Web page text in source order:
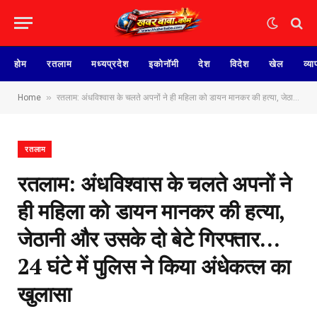
होम रतलाम मध्यप्रदेश इकोनॉमी देश विदेश खेल
Home » रतलाम: अंधविश्वास के चलते अपनों ने ही महिला को डायन मानकर की हत्या, जेठानी और उसके दो बेटे गिरफ्तार…24 घंटे में पुलिस ने किया अंधेकत्ल का खुलासा
रतलाम
रतलाम: अंधविश्वास के चलते अपनों ने
ही महिला को डायन मानकर की हत्या,
जेठानी और उसके दो बेटे गिरफ्तार…
24 घंटे में पुलिस ने किया अंधेकत्ल का
खुलासा